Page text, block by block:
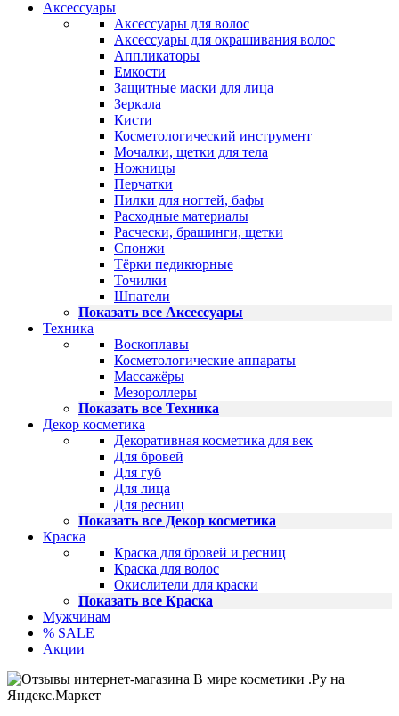
Аксессуары
Аксессуары для волос
Аксессуары для окрашивания волос
Аппликаторы
Емкости
Защитные маски для лица
Зеркала
Кисти
Косметологический инструмент
Мочалки, щетки для тела
Ножницы
Перчатки
Пилки для ногтей, бафы
Расходные материалы
Расчески, брашинги, щетки
Спонжи
Тёрки педикюрные
Точилки
Шпатели
Показать все Аксессуары
Техника
Воскоплавы
Косметологические аппараты
Массажёры
Мезороллеры
Показать все Техника
Декор косметика
Декоративная косметика для век
Для бровей
Для губ
Для лица
Для ресниц
Показать все Декор косметика
Краска
Краска для бровей и ресниц
Краска для волос
Окислители для краски
Показать все Краска
Мужчинам
% SALE
Акции